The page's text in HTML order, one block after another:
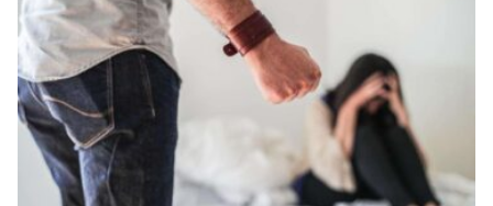
Email+ Emailul meu
+ Telefon personal
Am citit și sunt de
acord cupolitica de
confidențialitate